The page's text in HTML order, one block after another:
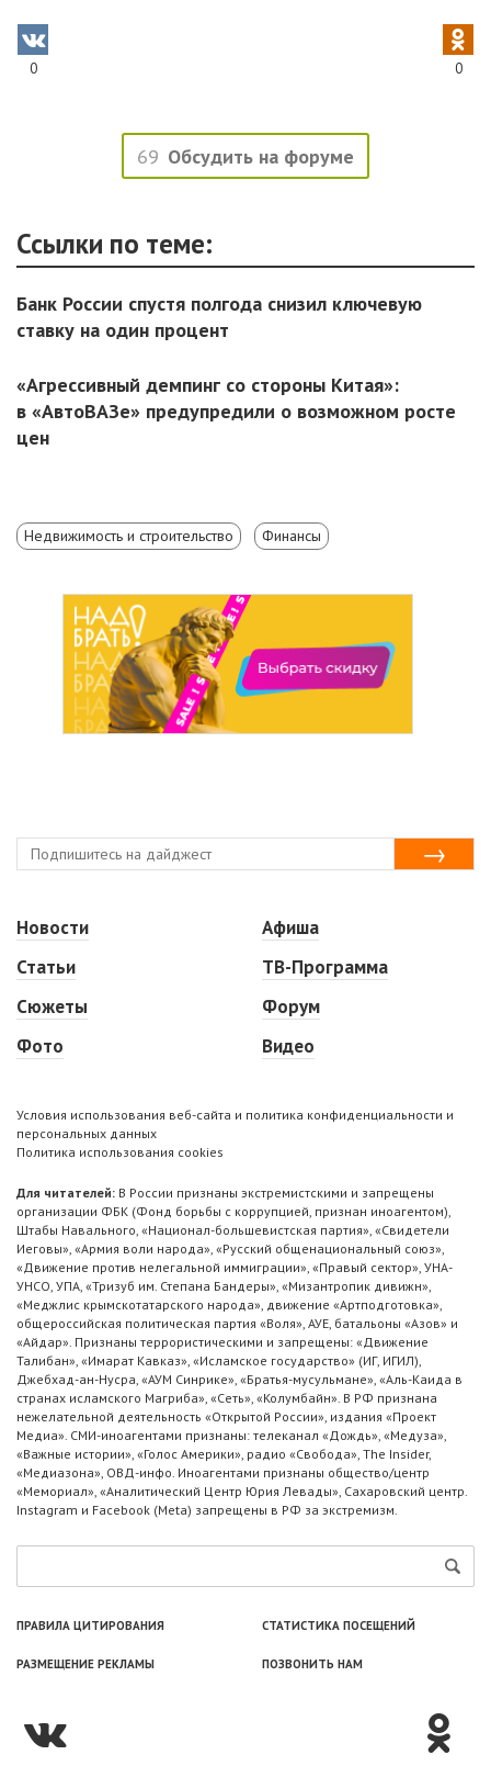
0 0
69 Обсудить на форуме
Ссылки по теме:
Банк России спустя полгода снизил ключевую
ставку на один процент
«Агрессивный демпинг со стороны Китая»:
в «АвтоВАЗе» предупредили о возможном росте
цен
Недвижимость и строительство Финансы
Новости
Статьи
Сюжеты
Фото
Афиша
ТВ-Программа
Форум
Видео
Условия использования веб-сайта и политика конфиденциальности и
персональных данных
Политика использования cookies
Для читателей: В России признаны экстремистскими и запрещены
организации ФБК (Фонд борьбы с коррупцией, признан иноагентом),
Штабы Навального, «Национал-большевистская партия», «Свидетели
Иеговы», «Армия воли народа», «Русский общенациональный союз»,
«Движение против нелегальной иммиграции», «Правый сектор», УНА-
УНСО, УПА, «Тризуб им. Степана Бандеры», «Мизантропик дивижн»,
«Меджлис крымскотатарского народа», движение «Артподготовка»,
общероссийская политическая партия «Воля», АУЕ, батальоны «Азов» и
«Айдар». Признаны террористическими и запрещены: «Движение
Талибан», «Имарат Кавказ», «Исламское государство» (ИГ, ИГИЛ),
Джебхад-ан-Нусра, «АУМ Синрике», «Братья-мусульмане», «Аль-Каида в
странах исламского Магриба», «Сеть», «Колумбайн». В РФ признана
нежелательной деятельность «Открытой России», издания «Проект
Медиа». СМИ-иноагентами признаны: телеканал «Дождь», «Медуза»,
«Важные истории», «Голос Америки», радио «Свобода», The Insider,
«Медиазона», ОВД-инфо. Иноагентами признаны общество/центр
«Мемориал», «Аналитический Центр Юрия Левады», Сахаровский центр.
Instagram и Facebook (Metа) запрещены в РФ за экстремизм.
ПРАВИЛА ЦИТИРОВАНИЯ СТАТИСТИКА ПОСЕЩЕНИЙ
РАЗМЕЩЕНИЕ РЕКЛАМЫ ПОЗВОНИТЬ НАМ